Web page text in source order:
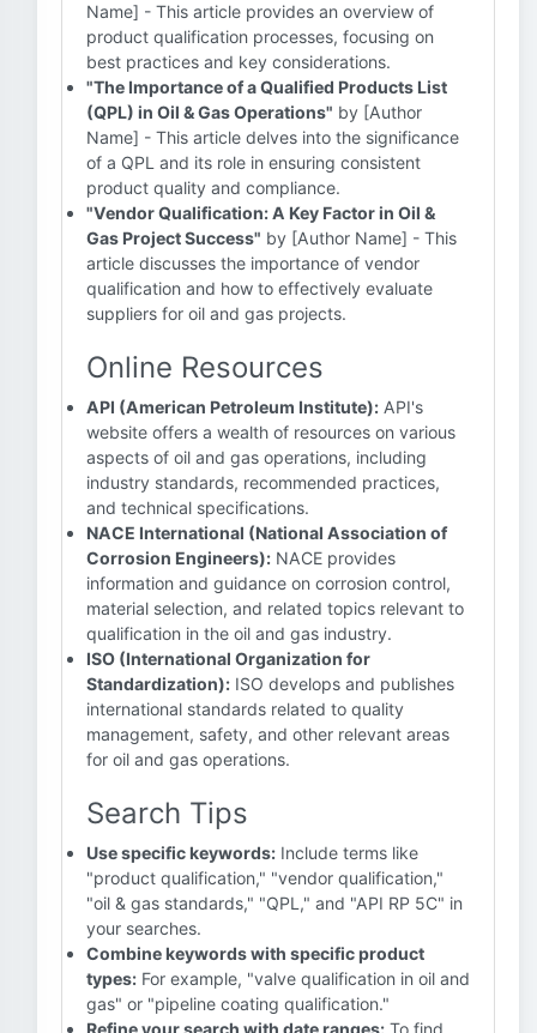
Name] - This article provides an overview of
product qualification processes, focusing on
best practices and key considerations.
"The Importance of a Qualified Products List
(QPL) in Oil & Gas Operations" by [Author
Name] - This article delves into the significance
of a QPL and its role in ensuring consistent
product quality and compliance.
"Vendor Qualification: A Key Factor in Oil &
Gas Project Success" by [Author Name] - This
article discusses the importance of vendor
qualification and how to effectively evaluate
suppliers for oil and gas projects.
Online Resources
API (American Petroleum Institute): API's
website offers a wealth of resources on various
aspects of oil and gas operations, including
industry standards, recommended practices,
and technical specifications.
NACE International (National Association of
Corrosion Engineers): NACE provides
information and guidance on corrosion control,
material selection, and related topics relevant to
qualification in the oil and gas industry.
ISO (International Organization for
Standardization): ISO develops and publishes
international standards related to quality
management, safety, and other relevant areas
for oil and gas operations.
Search Tips
Use specific keywords: Include terms like
"product qualification," "vendor qualification,"
"oil & gas standards," "QPL," and "API RP 5C" in
your searches.
Combine keywords with specific product
types: For example, "valve qualification in oil and
gas" or "pipeline coating qualification."
Refine your search with date ranges: To find